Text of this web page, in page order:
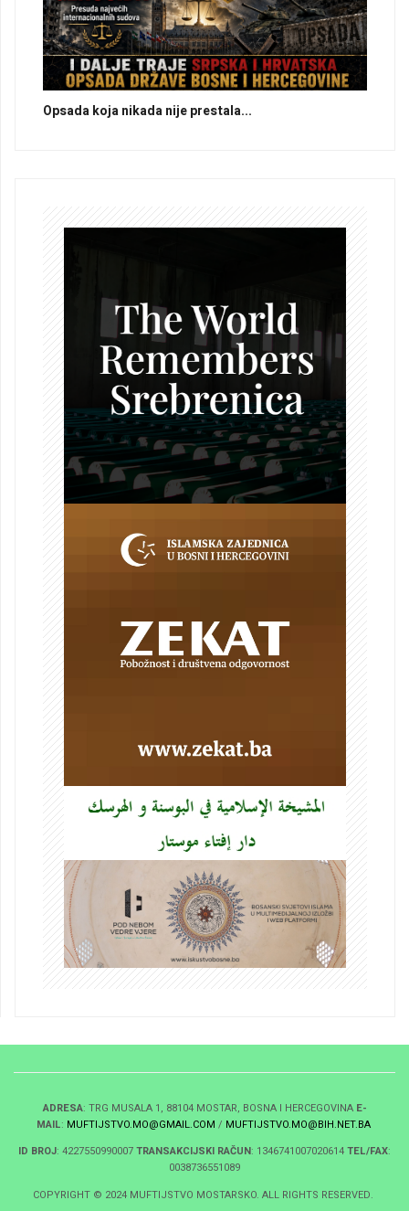
Opsada koja nikada nije prestala...
ADRESA: TRG MUSALA 1, 88104 MOSTAR, BOSNA I HERCEGOVINA E-
MAIL: MUFTIJSTVO.MO@GMAIL.COM / MUFTIJSTVO.MO@BIH.NET.BA
ID BROJ: 4227550990007TRANSAKCIJSKI RAČUN: 1346741007020614TEL/FAX:
0038736551089
COPYRIGHT © 2024 MUFTIJSTVO MOSTARSKO. ALL RIGHTS RESERVED.